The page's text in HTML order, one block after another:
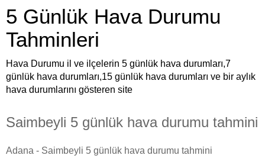
5 Günlük Hava Durumu
Tahminleri
Hava Durumu il ve ilçelerin 5 günlük hava durumları,7
günlük hava durumları,15 günlük hava durumları ve bir aylık
hava durumlarını gösteren site
Saimbeyli 5 günlük hava durumu tahmini
Adana - Saimbeyli 5 günlük hava durumu tahmini